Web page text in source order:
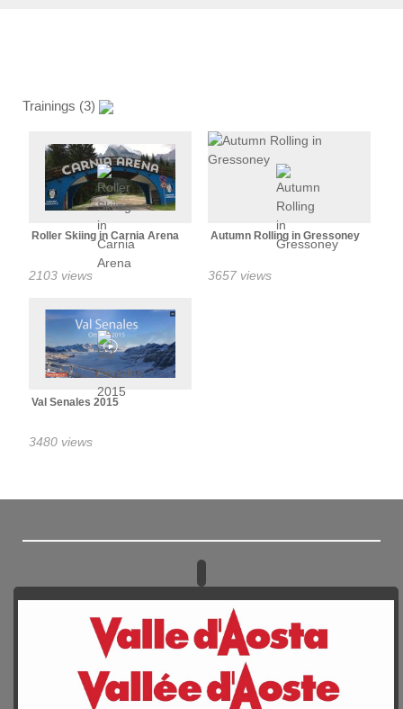
Trainings (3)
Roller Skiing in Carnia Arena
2103 views
Autumn Rolling in Gressoney
3657 views
Val Senales 2015
3480 views